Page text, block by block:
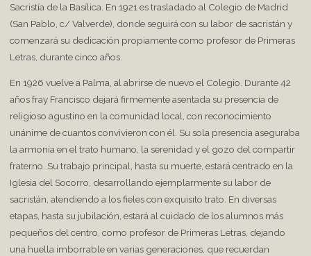
Sacristía de la Basílica. En 1921 es trasladado al Colegio de Madrid
(San Pablo, c/ Valverde), donde seguirá con su labor de sacristán y
comenzará su dedicación propiamente como profesor de Primeras
Letras, durante cinco años.
En 1926 vuelve a Palma, al abrirse de nuevo el Colegio. Durante 42
años fray Francisco dejará firmemente asentada su presencia de
religioso agustino en la comunidad local, con reconocimiento
unánime de cuantos convivieron con él. Su sola presencia aseguraba
la armonía en el trato humano, la serenidad y el gozo del compartir
fraterno. Su trabajo principal, hasta su muerte, estará centrado en la
Iglesia del Socorro, desarrollando ejemplarmente su labor de
sacristán, atendiendo a los fieles con exquisito trato. En diversas
etapas, hasta su jubilación, estará al cuidado de los alumnos más
pequeños del centro, como profesor de Primeras Letras, dejando
una huella imborrable en varias generaciones, que recuerdan